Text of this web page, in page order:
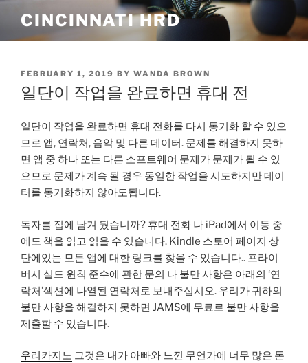
content
CINCINNATI HRD
POSTED
ON
FEBRUARY 1, 2019 BY WANDA BROWN
일단이 작업을 완료하면 휴대 전
일단이 작업을 완료하면 휴대 전화를 다시 동기화 할 수 있으
므로 앱, 연락처, 음악 및 다른 데이터. 문제를 해결하지 못하
면 앱 중 하나 또는 다른 소프트웨어 문제가 문제가 될 수 있
으므로 문제가 계속 될 경우 동일한 작업을 시도하지만 데이
터를 동기화하지 않아도됩니다.
독자를 집에 남겨 뒀습니까? 휴대 전화 나 iPad에서 이동 중
에도 책을 읽고 읽을 수 있습니다. Kindle 스토어 페이지 상
단에있는 모든 앱에 대한 링크를 찾을 수 있습니다.. 프라이
버시 실드 원칙 준수에 관한 문의 나 불만 사항은 아래의 ‘연
락처’섹션에 나열된 연락처로 보내주십시오. 우리가 귀하의
불만 사항을 해결하지 못하면 JAMS에 무료로 불만 사항을
제출할 수 있습니다.
우리카지노 그것은 내가 아빠와 느낀 무언가에 너무 많은 돈